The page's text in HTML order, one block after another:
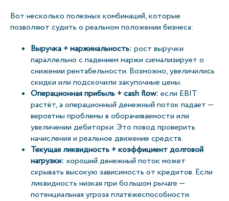
Вот несколько полезных комбинаций, которые
позволяют судить о реальном положении бизнеса:
Выручка + маржинальность: рост выручки
параллельно с падением маржи сигнализирует о
снижении рентабельности. Возможно, увеличились
скидки или подскочили закупочные цены.
Операционная прибыль + cash flow: если EBIT
растёт, а операционный денежный поток падает —
вероятны проблемы в оборачиваемости или
увеличении дебиторки. Это повод проверить
начисления и реальное движение средств.
Текущая ликвидность + коэффициент долговой
нагрузки: хороший денежный поток может
скрывать высокую зависимость от кредитов. Если
ликвидность низкая при большом рычаге —
потенциальная угроза платёжеспособности.